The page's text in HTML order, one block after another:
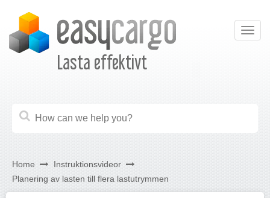
Lasta effektivt
Home
Instruktionsvideor
Planering av lasten till flera lastutrymmen